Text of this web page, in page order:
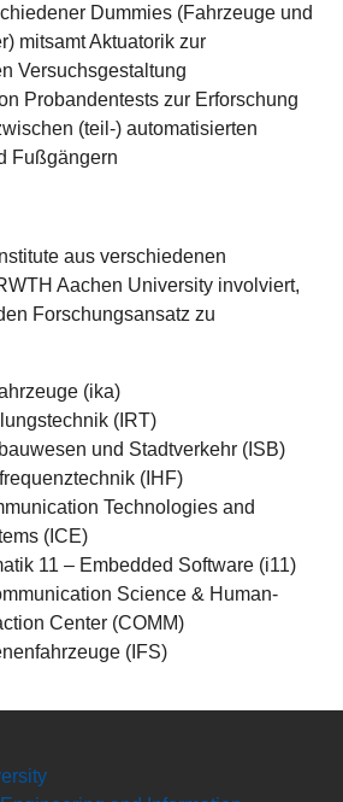
Dummies (Fahrzeuge und
mitsamt Aktuatorik zur
Versuchsgestaltung
Probandentests zur Erforschung
(teil-) automatisierten
Fußgängern
aus verschiedenen
Aachen University involviert,
Forschungsansatz zu
(ika)
(IRT)
und Stadtverkehr (ISB)
(IHF)
Technologies and
(ICE)
11 – Embedded Software (i11)
Science & Human-
Center (COMM)
(IFS)